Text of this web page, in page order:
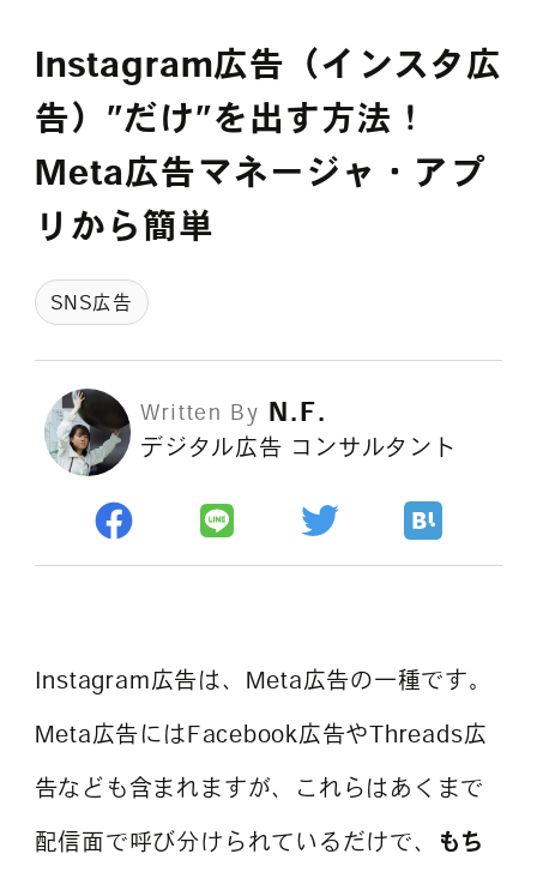
採用情報
各種ご相談 資料ダウンロード
セミナー申し込み
無料診断実施中
よくある質問
Instagram広告（インスタ広
告）”だけ”を出す方法！
Meta広告マネージャ・アプ
リから簡単
SNS広告
Written By N.F.
デジタル広告 コンサルタント
Instagram広告は、Meta広告の一種です。
Meta広告にはFacebook広告やThreads広
告なども含まれますが、これらはあくまで
配信面で呼び分けられているだけで、 もち